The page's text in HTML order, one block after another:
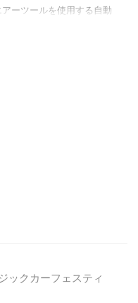
アーツールを使用する自動
...
ックカーフェスティ